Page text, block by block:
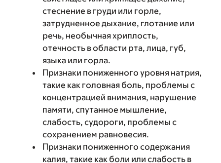
стеснение в груди или горле,
затрудненное дыхание, глотание или
речь, необычная хриплость,
отечность в области рта, лица, губ,
языка или горла.
Признаки пониженного уровня натрия,
такие как головная боль, проблемы с
концентрацией внимания, нарушение
памяти, спутанное мышление,
слабость, судороги, проблемы с
сохранением равновесия.
Признаки пониженного содержания
калия, такие как боли или слабость в